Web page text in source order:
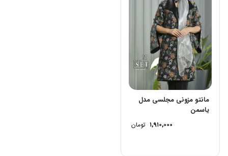
مانتو مزونی مجلسی مدل
یاسمن
۱,۹۱۰,۰۰۰ تومان